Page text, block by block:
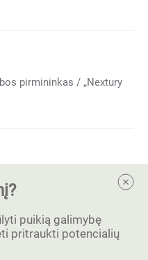
pirmininkas / „Nextury
puikią galimybę
pritraukti potencialių